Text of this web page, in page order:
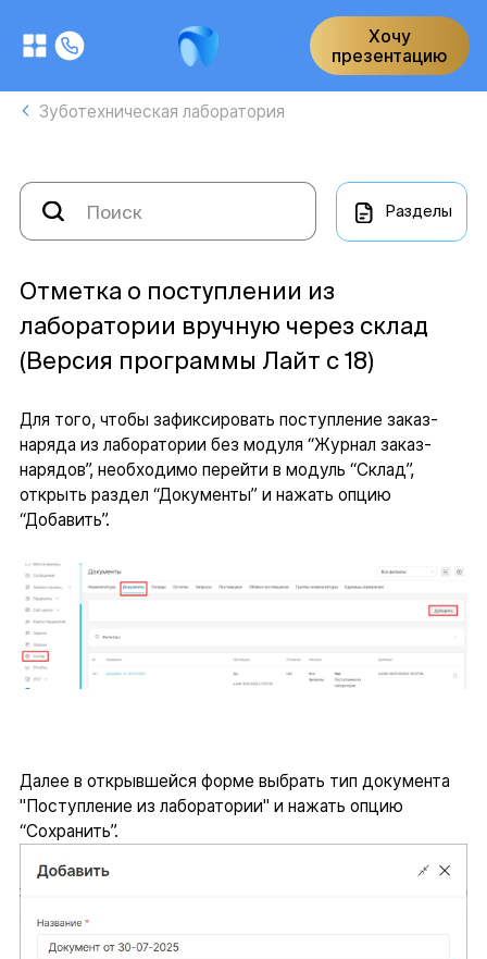
Хочу
презентацию
Зуботехническая лаборатория
Разделы
Отметка о поступлении из
лаборатории вручную через склад
(Версия программы Лайт с 18)
Для того, чтобы зафиксировать поступление заказ-
наряда из лаборатории без модуля “Журнал заказ-
нарядов”, необходимо перейти в модуль “Склад”,
открыть раздел “Документы” и нажать опцию
“Добавить”.
Далее в открывшейся форме выбрать тип документа
"Поступление из лаборатории" и нажать опцию
“Сохранить”.